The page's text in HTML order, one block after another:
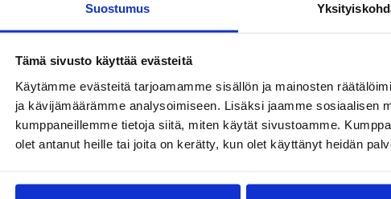
Suostumus
Tämä sivusto käyttää evästeitä
Käytämme evästeitä tarjoamamme sisällön ja mainosten
ja kävijämäärämme analysoimiseen. Lisäksi jaamme sosiaalisen
kumppaneillemme tietoja siitä, miten käytät sivustoamme.
olet antanut heille tai joita on kerätty, kun olet käyttänyt heidän